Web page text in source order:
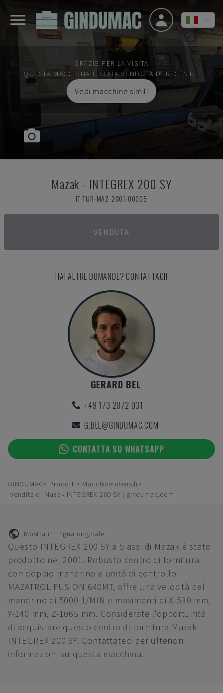
GRAZIE PER LA VISITA
QUESTA MACCHINA È STATA VENDUTA DI RECENTE.
Vedi macchine simili
Mazak - INTEGREX 200 SY
IT-TUR-MAZ-2001-00005
VENDUTA
HAI ALTRE DOMANDE? CONTATTACI!
GERARD BEL
+49 173 2872 031
G.BEL@GINDUMAC.COM
CONTATTA SU WHATSAPP
GINDUMAC Prodotti
Macchine utensili
Vendita di Mazak INTEGREX 200 SY | gindumac.com
Mostra in lingua originale
Questo INTEGREX 200 SY a 5 assi di Mazak è stato
prodotto nel 2001. Robusto centro di tornitura
con doppio mandrino e unità di controllo
MAZATROL FUSION 640MT, offre una velocità del
mandrino di 5000 1/MIN e movimenti di X-530 mm,
Y-140 mm, Z-1065 mm. Considerate l'opportunità
di acquistare questo centro di tornitura Mazak
INTEGREX 200 SY. Contattateci per ulteriori
informazioni su questa macchina.